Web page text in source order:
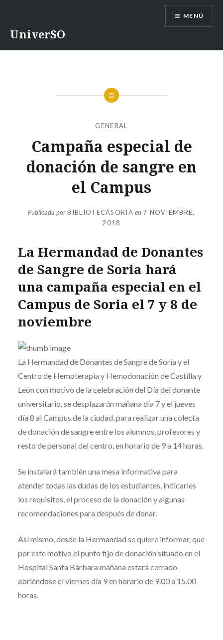
UniverSO
MENÚ
GENERAL
Campaña especial de
donación de sangre en
el Campus
Publicada porBIBLIOTECASORIA en 7 NOVIEMBRE,
2018
La Hermandad de Donantes
de Sangre de Soria hará
una campaña especial en el
Campus de Soria el 7 y 8 de
noviembre
La Hermandad de Donantes de Sangre de Soria y el
Centro de Hemoterapia y Hemodonación de Castilla y
León con motivo de la celebración del Día del donante
universitario, se desplazarán mañana día 7 y el jueves
día 8 al Campus de la ciudad, para realizar una colecta
de donación de sangre entre los alumnos, profesores y
resto de personal del centro, en horario de 9 a 14 horas.
Se instalará también una mesa informativa para
atender todas las dudas de los estudiantes, indicarles
los requisitos, el proceso de la donación y algunas
recomendaciones para después de donar.
Así mismo, desde la Hermandad se quiere informar, que
por este motivo el punto fijo de donación situado en el
Hospital Santa Bárbara mañana estará cerrado
abriéndose el viernes día 9 en horario de 9.00 a 15.00
horas.